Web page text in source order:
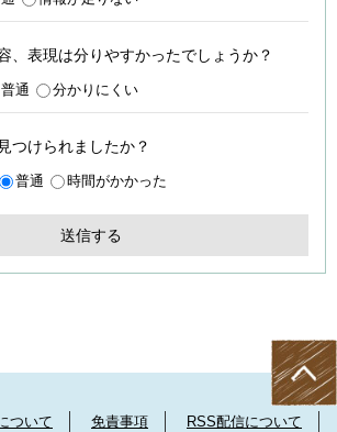
、表現は分りやすかったでしょうか？
普通 分かりにくい
つけられましたか？
普通 時間がかかった
ついて 免責事項
RSS配信について